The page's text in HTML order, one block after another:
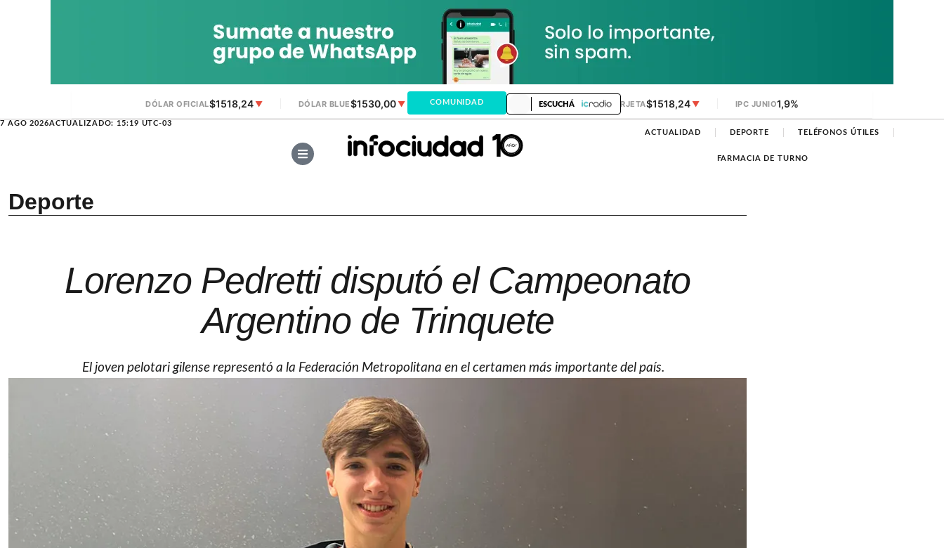
DÓLAR OFICIAL$1518,24▼ DÓLAR BLUE$1530,00▼ DÓLAR MEP ▼ DÓLAR TARJETA$1518,24▼ IPC JUNIO1,9%
7 AGO 2026ACTUALIZADO: 15:19 UTC-03
COMUNIDAD ESCUCHÁ
ACTUALIDAD DEPORTE TELÉFONOS ÚTILES
FARMACIA DE TURNO
Deporte
Lorenzo Pedretti disputó el Campeonato
Argentino de Trinquete
El joven pelotari gilense representó a la Federación Metropolitana en el certamen más importante del país.